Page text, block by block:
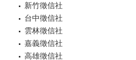
新竹徵信社
台中徵信社
雲林徵信社
嘉義徵信社
高雄徵信社